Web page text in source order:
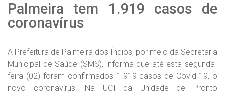
Palmeira tem 1.919 casos de
coronavírus
A Prefeitura de Palmeira dos Índios, por meio da Secretaria
Municipal de Saúde (SMS), informa que até esta segunda-
feira (02) foram confirmados 1.919 casos de Covid-19, o
novo coronavírus. Na UCI da Unidade de Pronto